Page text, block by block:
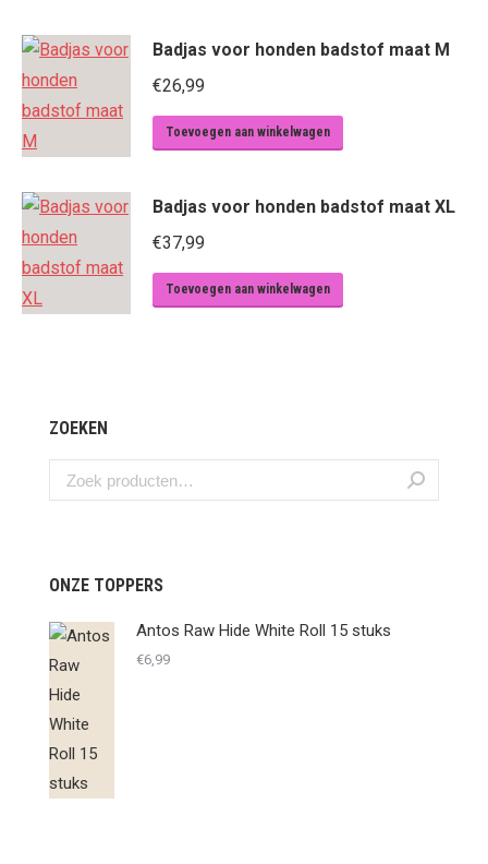
Badjas voor honden badstof maat M
€26,99
Toevoegen aan winkelwagen
Badjas voor honden badstof maat XL
€37,99
Toevoegen aan winkelwagen
ZOEKEN
ONZE TOPPERS
Antos Raw Hide White Roll 15 stuks
€6,99